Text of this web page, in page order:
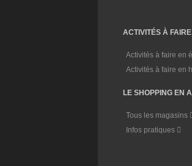
ACTIVITÉS À FAIRE
Activités à faire en
Activités à faire en
LE SHOPPING EN
Tous les magasins
Infos pratiques